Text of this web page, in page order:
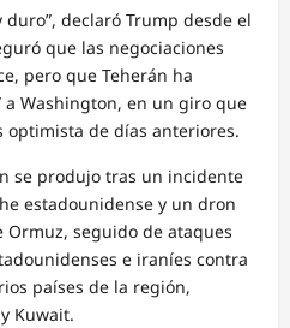
duro”, declaró Trump desde el
que las negociaciones
pero que Teherán ha
a Washington, en un giro que
optimista de días anteriores.
se produjo tras un incidente
estadounidense y un dron
seguido de ataques
e iraníes contra
países de la región,
Kuwait.